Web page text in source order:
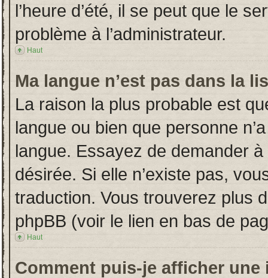
l’heure d’été, il se peut que le
problème à l’administrateur.
Haut
Ma langue n’est pas dans la
La raison la plus probable est
langue ou bien que personne
langue. Essayez de demander à
désirée. Si elle n’existe pas,
traduction. Vous trouverez plus
phpBB (voir le lien en bas de
Haut
Comment puis-je afficher une